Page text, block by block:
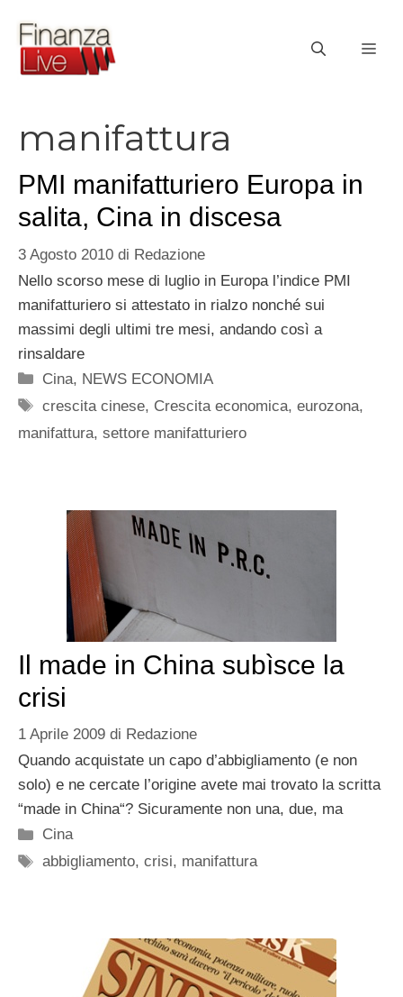
contenuto
manifattura
PMI manifatturiero Europa in
salita, Cina in discesa
3 Agosto 2010 di Redazione
Nello scorso mese di luglio in Europa l’indice PMI
manifatturiero si attestato in rialzo nonché sui
massimi degli ultimi tre mesi, andando così a
rinsaldare
Categorie
Cina, NEWS ECONOMIA
Tag
crescita cinese, Crescita economica,eurozona,
manifattura, settore manifatturiero
Il made in China subìsce la
crisi
1 Aprile 2009 di Redazione
Quando acquistate un capo d’abbigliamento (e non
solo) e ne cercate l’origine avete mai trovato la scritta
“made in China“? Sicuramente non una, due, ma
Categorie
Cina
Tag
abbigliamento,crisi, manifattura